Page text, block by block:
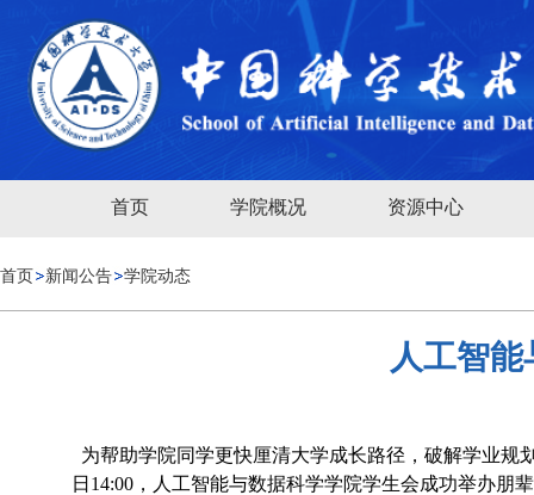
首页 学院概况 资源中心
首页 新闻公告 学院动态
人工智
为帮助学院同学更快厘清大学成长路径，破解学业规
日14:00，人工智能与数据科学学院学生会成功举办